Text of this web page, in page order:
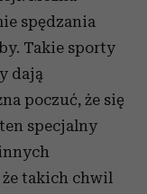
spędzania
Takie sporty
dają
poczuć, że się
specjalny
że takich chwil